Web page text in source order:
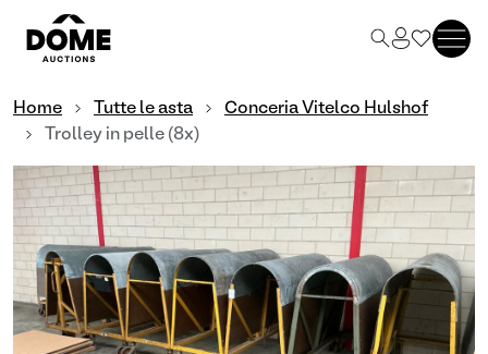
Home Tutte le asta
Conceria Vitelco Hulshof
Trolley in pelle (8x)